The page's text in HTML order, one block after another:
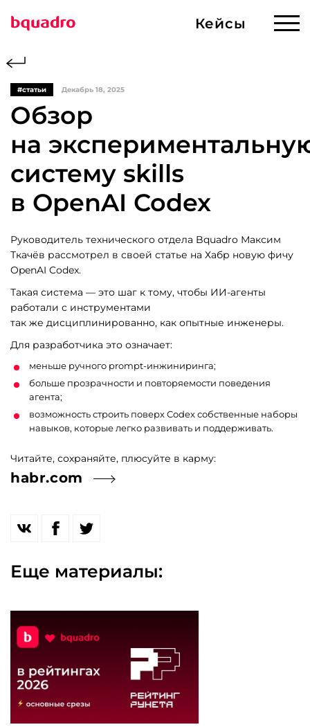
Кейсы
Кейсы
Разработка ИИ
Создание сайтов
Продвижение
Web-приложения
и корпоративные
порталы
Техподдержка
и развитие
Битрикс 24
Сервисы и решения
Готовые решения
Сервисы
О компании
Магазин
Контакты
#статьи Декабрь 18, 2025
Обзор
на
систему skills
в OpenAI Codex
Руководитель технического отдела Bquadro Максим
Ткачёв рассмотрел в своей статье на Хабр новую фичу
OpenAI Codex.
Такая система — это шаг к тому, чтобы ИИ-агенты
работали с инструментами
так же дисциплинированно, как опытные инженеры.
Для разработчика это означает:
меньше ручного prompt‑инжиниринга;
больше прозрачности и повторяемости поведения
агента;
возможность строить поверх Codex собственные наборы
навыков, которые легко развивать и поддерживать.
Читайте, сохраняйте, плюсуйте в карму:
habr.com
Еще материалы: